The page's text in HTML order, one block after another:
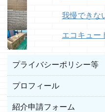
我慢できな
エコキュー
プライバシーポリシー等
プロフィール
紹介申請フォーム